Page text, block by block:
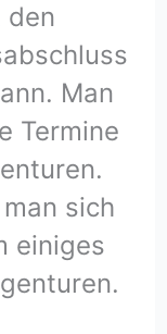
den
Man
Termine
sich
einiges